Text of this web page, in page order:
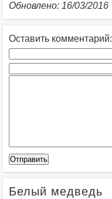
Обновлено: 16/03/2016
Оставить комментарий:
Белый медведь